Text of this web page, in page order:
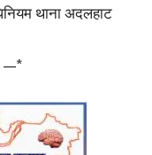
थाना अदलहाट
—*